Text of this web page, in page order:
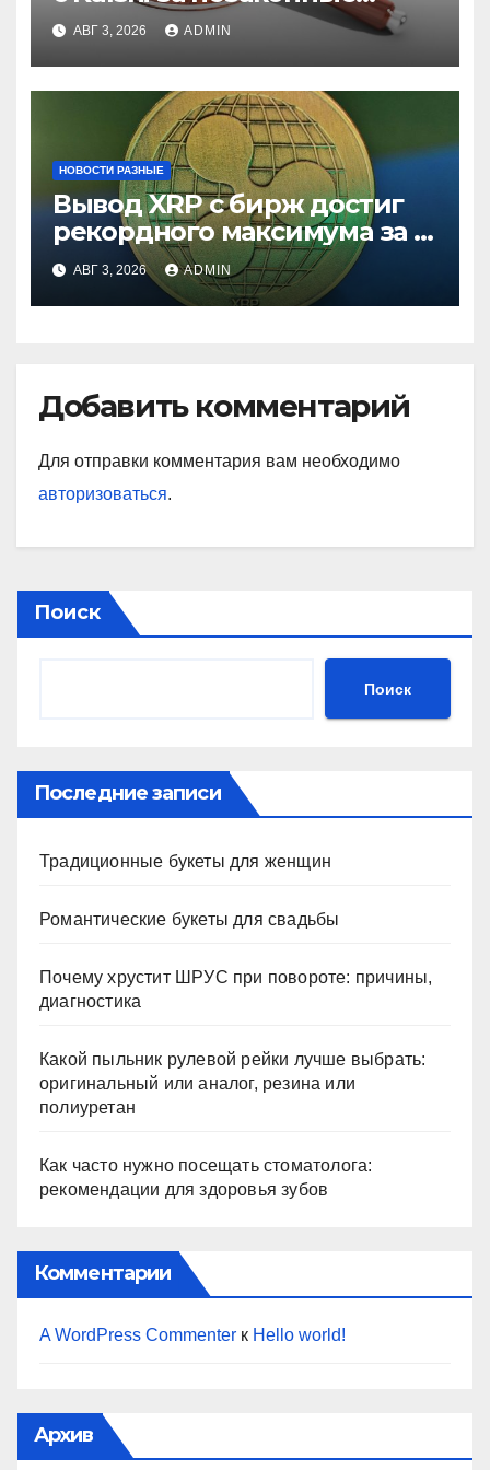
ставки
АВГ 3, 2026 ADMIN
НОВОСТИ РАЗНЫЕ
Вывод XRP с бирж достиг
рекордного максимума за 5
летАВГ 3, 2026 ADMIN
Добавить комментарий
Для отправки комментария вам необходимо
авторизоваться.
Поиск
Поиск
Последние записи
Традиционные букеты для женщин
Романтические букеты для свадьбы
Почему хрустит ШРУС при повороте: причины,
диагностика
Какой пыльник рулевой рейки лучше выбрать:
оригинальный или аналог, резина или
полиуретан
Как часто нужно посещать стоматолога:
рекомендации для здоровья зубов
Комментарии
A WordPress Commenter к Hello world!
Архив